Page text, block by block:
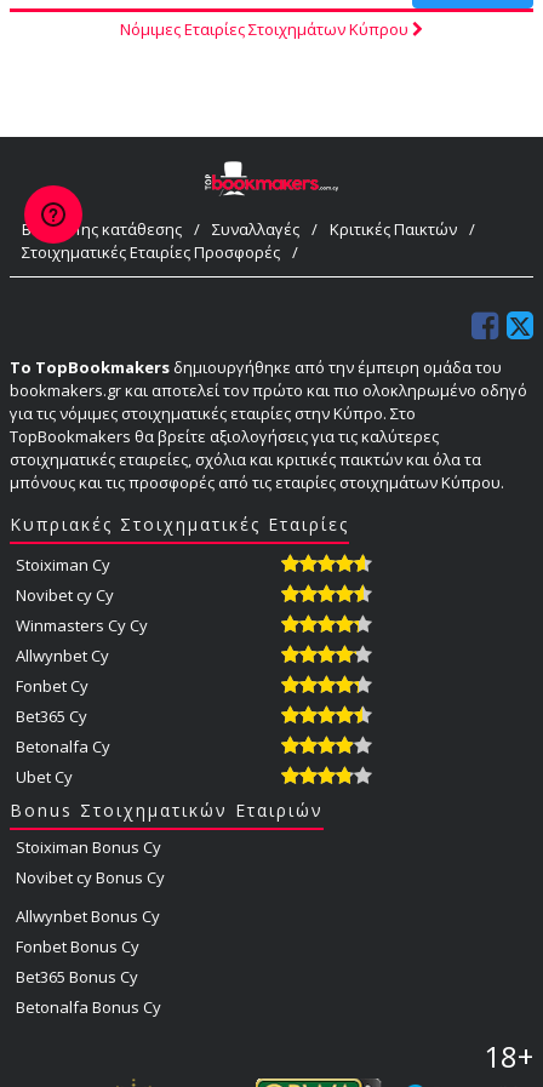
Νόμιμες Εταιρίες Στοιχημάτων Κύπρου
Bonus 1ης κατάθεσης / Συναλλαγές / Κριτικές Παικτών /
Στοιχηματικές Εταιρίες Προσφορές /
Το TopBookmakers δημιουργήθηκε από την έμπειρη ομάδα του
bookmakers.gr και αποτελεί τον πρώτο και πιο ολοκληρωμένο οδηγό
για τις νόμιμες στοιχηματικές εταιρίες στην Κύπρο. Στο
TopBookmakers θα βρείτε αξιολογήσεις για τις καλύτερες
στοιχηματικές εταιρείες, σχόλια και κριτικές παικτών και όλα τα
μπόνους και τις προσφορές από τις εταιρίες στοιχημάτων Κύπρου.
Κυπριακές Στοιχηματικές Εταιρίες
Stoiximan Cy
Novibet cy Cy
Winmasters Cy Cy
Allwynbet Cy
Fonbet Cy
Bet365 Cy
Betonalfa Cy
Ubet Cy
Bonus Στοιχηματικών Εταιριών
Stoiximan Bonus Cy
Novibet cy Bonus Cy
Allwynbet Bonus Cy
Fonbet Bonus Cy
Bet365 Bonus Cy
Betonalfa Bonus Cy
18+